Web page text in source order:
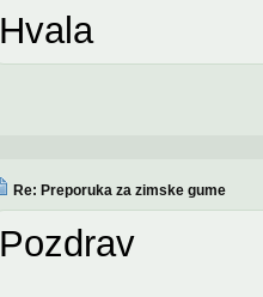
Hvala
Re: Preporuka za zimske gume
Pozdrav